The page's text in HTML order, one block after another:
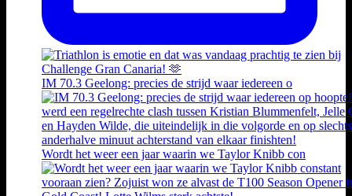
IM 70.3 Geelong: precies de strijd waar iedereen o
Wordt het weer een jaar waarin we Taylor Knibb con